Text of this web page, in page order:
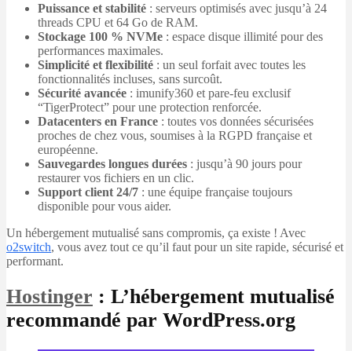
Puissance et stabilité : serveurs optimisés avec jusqu’à 24
threads CPU et 64 Go de RAM.
Stockage 100 % NVMe : espace disque illimité pour des
performances maximales.
Simplicité et flexibilité : un seul forfait avec toutes les
fonctionnalités incluses, sans surcoût.
Sécurité avancée : imunify360 et pare-feu exclusif
“TigerProtect” pour une protection renforcée.
Datacenters en France : toutes vos données sécurisées
proches de chez vous, soumises à la RGPD française et
européenne.
Sauvegardes longues durées : jusqu’à 90 jours pour
restaurer vos fichiers en un clic.
Support client 24/7 : une équipe française toujours
disponible pour vous aider.
Un hébergement mutualisé sans compromis, ça existe ! Avec
o2switch, vous avez tout ce qu’il faut pour un site rapide, sécurisé et
performant.
Hostinger : L’hébergement mutualisé
recommandé par WordPress.org